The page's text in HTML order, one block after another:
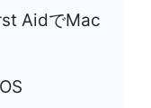
AidでMac